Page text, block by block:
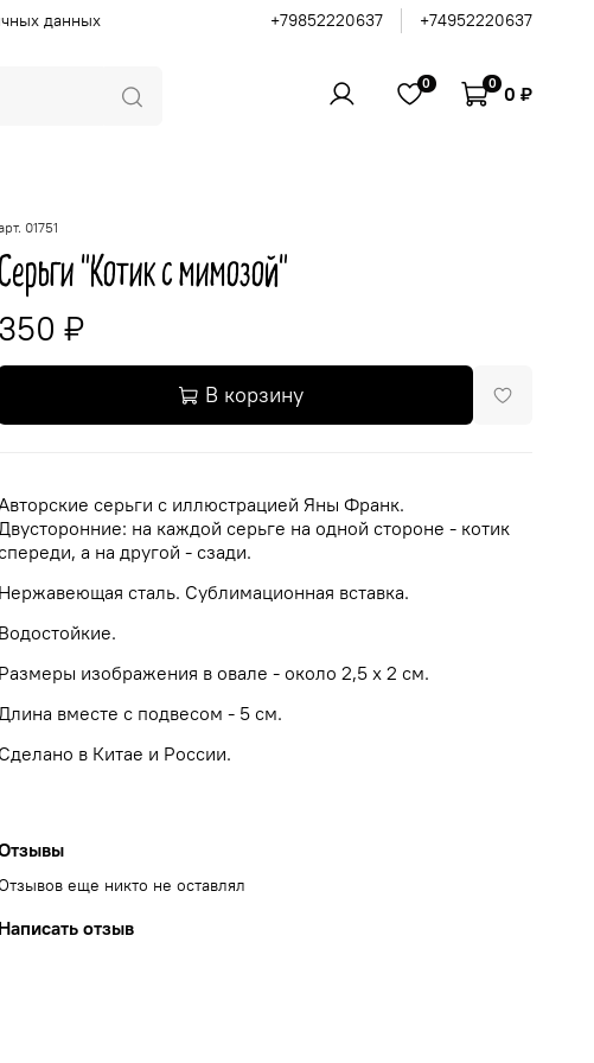
данных +79852220637 +74952220637
0 0 0 ₽
01751
Серьги "Котик с мимозой"
350 ₽
В корзину
серьги с иллюстрацией Яны Франк.
на каждой серьге на одной стороне - котик
спереди, а на другой - сзади.
Нержавеющая сталь. Сублимационная вставка.
Водостойкие.
Размеры изображения в овале - около 2,5 х 2 см.
вместе с подвесом - 5 см.
Сделано в Китае и России.
Отзывов еще никто не оставлял
Написать отзыв